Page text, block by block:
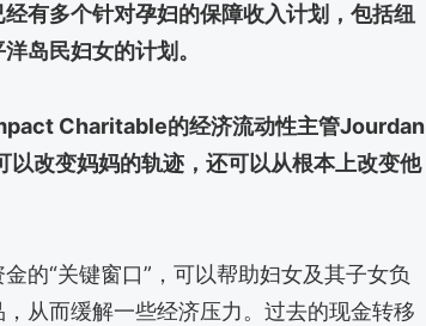
有多个针对孕妇的保障收入计划，包括纽
岛民妇女的计划。
Charitable的经济流动性主管Jourdan
改变妈妈的轨迹，还可以从根本上改变他
的“关键窗口”，可以帮助妇女及其子女负
从而缓解一些经济压力。过去的现金转移